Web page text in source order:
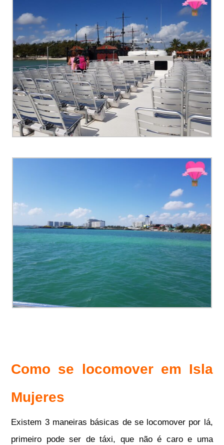
Como se locomover em Isla
Mujeres
Existem 3 maneiras básicas de se locomover por lá,
primeiro pode ser de táxi, que não é caro e uma